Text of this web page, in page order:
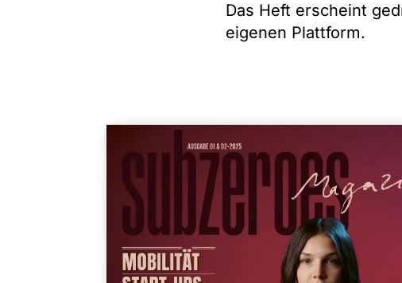
Das Heft erscheint
eigenen Plattform.